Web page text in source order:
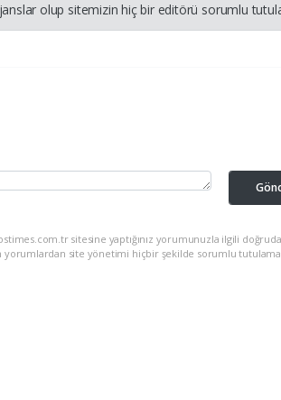
olup sitemizin hiç bir editörü sorumlu
sitesine yaptığınız yorumunuzla ilgili
yorumlardan site yönetimi hiçbir şekilde sorumlu